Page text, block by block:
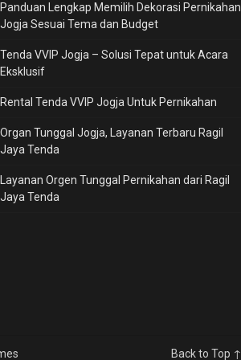
Panduan Lengkap Memilih Dekorasi Pernikahan
Jogja Sesuai Tema dan Budget
Tenda VVIP Jogja – Solusi Tepat untuk Acara
Eksklusif
Rental Tenda VVIP Jogja Untuk Pernikahan
Organ Tunggal Jogja, Layanan Terbaru Ragil
Jaya Tenda
Layanan Orgen Tunggal Pernikahan dari Ragil
Jaya Tenda
Back to Top ↑